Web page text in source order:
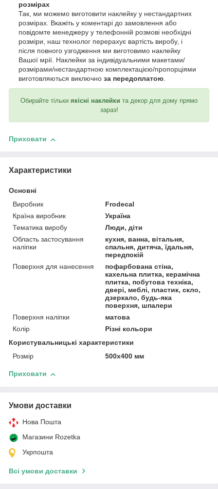
розмірах
Так, ми можемо виготовити наклейку у нестандартних
розмірах. Вкажіть у коментарі до замовлення або
повідомте менеджеру у телефонній розмові необхідні
розміри, наш технолог перерахує вартість виробу, і
після повного узгодження ми виготовимо наклейку
Вашої мрії. Наклейки за індивідуальними макетами/
розмірами/нестандартною комплектацією/пропорціями
виготовляються виключно за передоплатою.
Обирайте тільки якісні наклейки та декор для дому прямо
зараз!
Приховати
Характеристики
Основні
Виробник
Frodecal
Країна виробник
Україна
Тематика виробу
Люди, діти
Область застосування
наліпки
кухня, ванна, вітальня,
спальня, дитяча, їдальня,
передпокій
Поверхня для нанесення
пофарбована стіна,
кахельна плитка, керамічна
плитка, побутова техніка,
двері, меблі, пластик, скло,
дзеркало, будь-яка
поверхня, шпалери
Поверхня наліпки
матова
Колір
Різні кольори
Користувальницькі характеристики
Розмір
500х400 мм
Приховати
Умови доставки
Нова Пошта
Магазини Rozetka
Укрпошта
Всі умови доставки